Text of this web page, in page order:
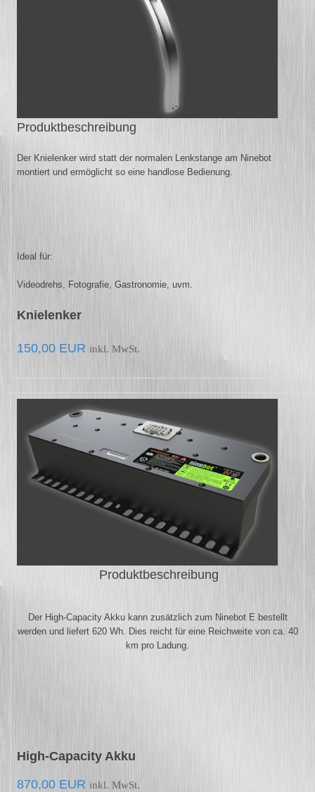
Produktbeschreibung
Der Knielenker wird statt der normalen Lenkstange am Ninebot
montiert und ermöglicht so eine handlose Bedienung.
Ideal für:
Videodrehs, Fotografie, Gastronomie, uvm.
Knielenker
150,00 EUR inkl. MwSt.
Produktbeschreibung
Der High-Capacity Akku kann zusätzlich zum Ninebot E bestellt
werden und liefert 620 Wh. Dies reicht für eine Reichweite von ca. 40
km pro Ladung.
High-Capacity Akku
870,00 EUR inkl. MwSt.